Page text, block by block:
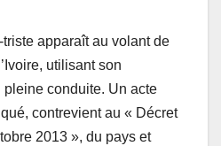
triste apparaît au volant de
utilisant son
conduite. Un acte
contrevient au « Décret
2013 », du pays et